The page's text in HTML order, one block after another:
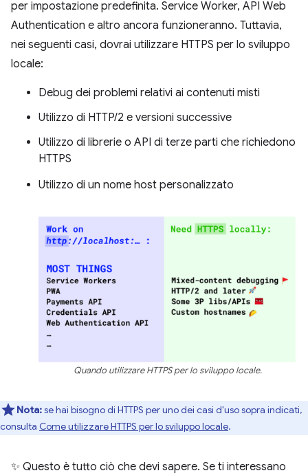
per impostazione predefinita. Service Worker, API Web
Authentication e altro ancora funzioneranno. Tuttavia,
nei seguenti casi, dovrai utilizzare HTTPS per lo sviluppo
locale:
Debug dei problemi relativi ai contenuti misti
Utilizzo di HTTP/2 e versioni successive
Utilizzo di librerie o API di terze parti che richiedono
HTTPS
Utilizzo di un nome host personalizzato
Quando utilizzare HTTPS per lo sviluppo locale.
Nota:se hai bisogno di HTTPS per uno dei casi d'uso sopra indicati,
consulta Come utilizzare HTTPS per lo sviluppo locale.
✨ Questo è tutto ciò che devi sapere. Se ti interessano